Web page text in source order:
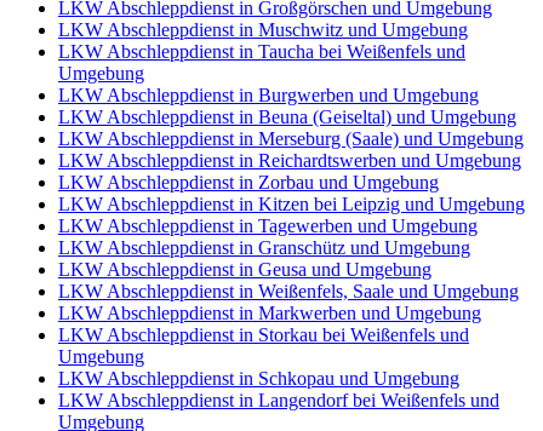
LKW Abschleppdienst in Großgörschen und Umgebung
LKW Abschleppdienst in Muschwitz und Umgebung
LKW Abschleppdienst in Taucha bei Weißenfels und
Umgebung
LKW Abschleppdienst in Burgwerben und Umgebung
LKW Abschleppdienst in Beuna (Geiseltal) und Umgebung
LKW Abschleppdienst in Merseburg (Saale) und Umgebung
LKW Abschleppdienst in Reichardtswerben und Umgebung
LKW Abschleppdienst in Zorbau und Umgebung
LKW Abschleppdienst in Kitzen bei Leipzig und Umgebung
LKW Abschleppdienst in Tagewerben und Umgebung
LKW Abschleppdienst in Granschütz und Umgebung
LKW Abschleppdienst in Geusa und Umgebung
LKW Abschleppdienst in Weißenfels, Saale und Umgebung
LKW Abschleppdienst in Markwerben und Umgebung
LKW Abschleppdienst in Storkau bei Weißenfels und
Umgebung
LKW Abschleppdienst in Schkopau und Umgebung
LKW Abschleppdienst in Langendorf bei Weißenfels und
Umgebung